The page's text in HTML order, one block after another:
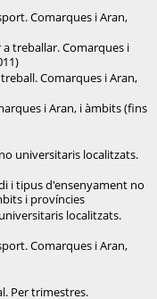
Comarques i Aran,
treballar. Comarques i
Comarques i Aran,
i Aran, i àmbits (fins
universitaris localitzats.
i tipus d'ensenyament no
i províncies
localitzats.
Comarques i Aran,
Per trimestres.